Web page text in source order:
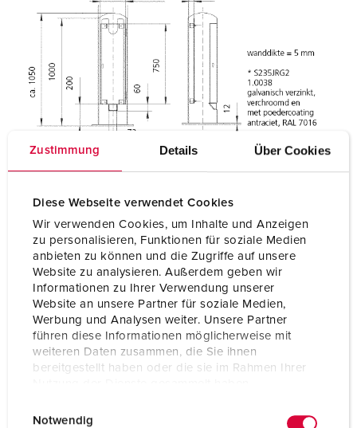
Zustimmung Details Über Cookies
Diese Webseite verwendet Cookies
Wir verwenden Cookies, um Inhalte und Anzeigen
zu personalisieren, Funktionen für soziale Medien
anbieten zu können und die Zugriffe auf unsere
Website zu analysieren. Außerdem geben wir
Informationen zu Ihrer Verwendung unserer
Website an unsere Partner für soziale Medien,
Werbung und Analysen weiter. Unsere Partner
führen diese Informationen möglicherweise mit
weiteren Daten zusammen, die Sie ihnen
bereitgestellt haben oder die sie im Rahmen Ihrer
Notwendig